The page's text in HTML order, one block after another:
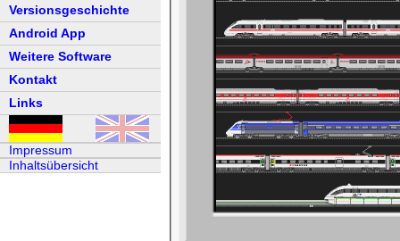
Versionsgeschichte
Android App
Weitere Software
Kontakt
Links
Impressum
Inhaltsübersicht